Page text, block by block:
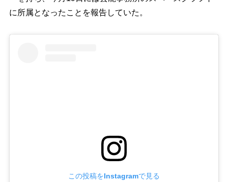
に所属となったことを報告していた。
この投稿をInstagramで見る